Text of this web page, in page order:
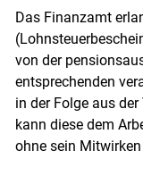
Das Finanzamt
von der
entsprechenden
in der Folge aus
kann diese dem
ohne sein